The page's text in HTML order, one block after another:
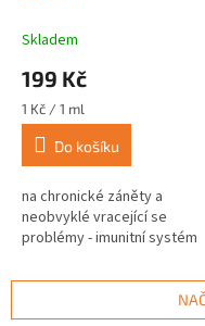
Skladem
199 Kč
Měrná
cena:
1 Kč / 1 ml
Do košíku
na chronické záněty a
neobvyklé vracející se
problémy - imunitní systém